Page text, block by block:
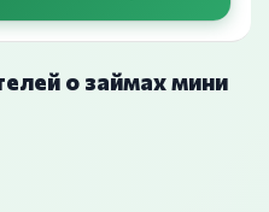
о займах мини